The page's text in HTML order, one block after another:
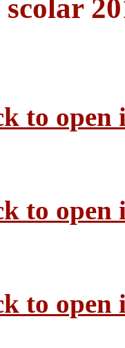
to open
to open
to open